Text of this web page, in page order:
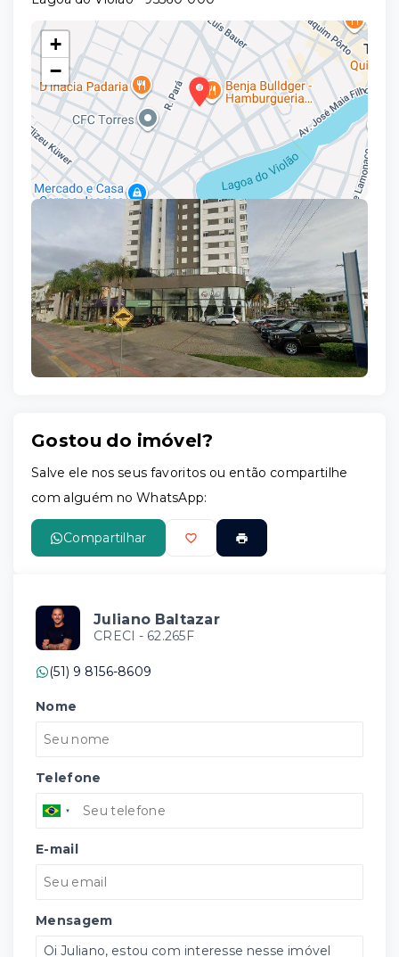
+
−
Leaflet
Gostou do imóvel?
Salve ele nos seus favoritos ou então compartilhe
com alguém no WhatsApp:
Compartilhar
Juliano Baltazar
CRECI - 62.265F
(51) 9 8156-8609
Nome
Telefone
E-mail
Mensagem